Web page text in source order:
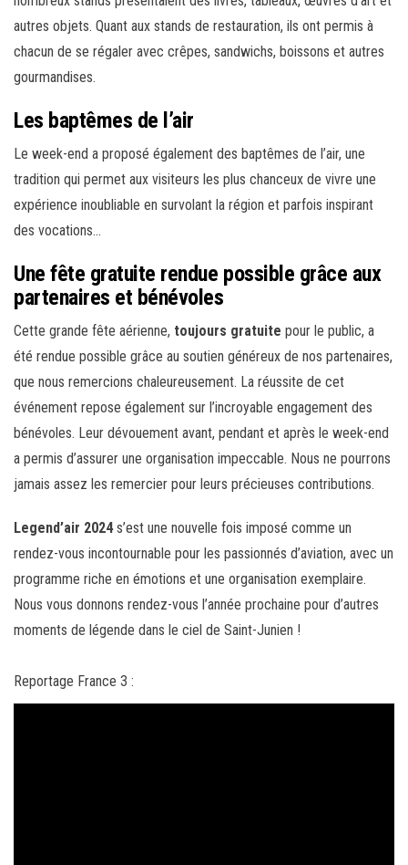
autres objets. Quant aux stands de restauration, ils ont permis à
chacun de se régaler avec crêpes, sandwichs, boissons et autres
gourmandises.
Les baptêmes de l’air
Le week-end a proposé également des baptêmes de l’air, une
tradition qui permet aux visiteurs les plus chanceux de vivre une
expérience inoubliable en survolant la région et parfois inspirant
des vocations…
Une fête gratuite rendue possible grâce aux
partenaires et bénévoles
Cette grande fête aérienne, toujours gratuite pour le public, a
été rendue possible grâce au soutien généreux de nos partenaires,
que nous remercions chaleureusement. La réussite de cet
événement repose également sur l’incroyable engagement des
bénévoles. Leur dévouement avant, pendant et après le week-end
a permis d’assurer une organisation impeccable. Nous ne pourrons
jamais assez les remercier pour leurs précieuses contributions.
Legend’air 2024s’est une nouvelle fois imposé comme un
rendez-vous incontournable pour les passionnés d’aviation, avec un
programme riche en émotions et une organisation exemplaire.
Nous vous donnons rendez-vous l’année prochaine pour d’autres
moments de légende dans le ciel de Saint-Junien !
Reportage France 3 :